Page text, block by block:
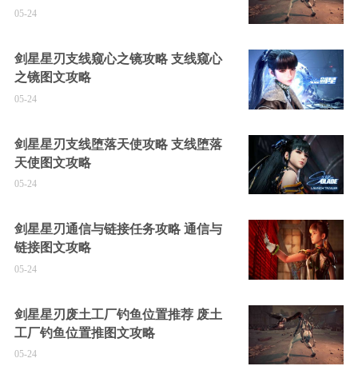
05-24
剑星星刃支线窥心之镜攻略 支线窥心
之镜图文攻略
05-24
剑星星刃支线堕落天使攻略 支线堕落
天使图文攻略
05-24
剑星星刃通信与链接任务攻略 通信与
链接图文攻略
05-24
剑星星刃废土工厂钓鱼位置推荐 废土
工厂钓鱼位置推图文攻略
05-24